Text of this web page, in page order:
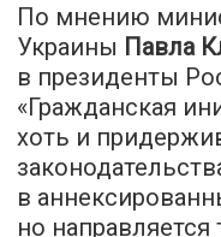
По мнению
Украины Павла
в президенты
«Гражданская
хоть и
в
но